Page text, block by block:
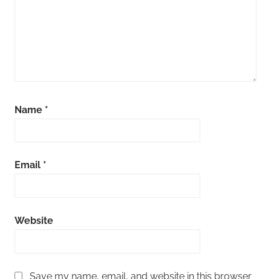
Name *
Email *
Website
Save my name, email, and website in this browser